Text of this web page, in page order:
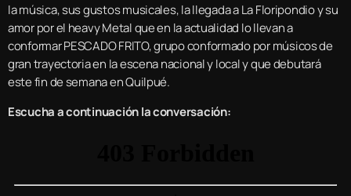
la música, sus gustos musicales, la llegada a La Floripondio y su
amor por el heavy Metal que en la actualidad lo llevan a
conformar PESCADO FRITO, grupo conformado por músicos de
gran trayectoria en la escena nacional y local y que debutará
este fin de semana en Quilpué.
Escucha a continuación la conversación: